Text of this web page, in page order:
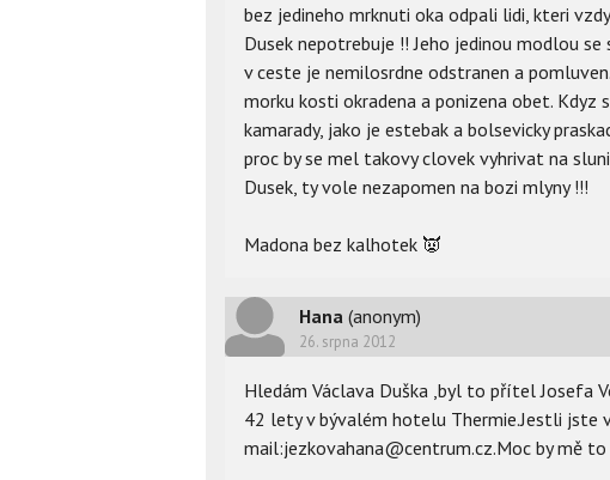
bez jedineho mrknuti oka odpali lidi, kteri
Dusek nepotrebuje !! Jeho jedinou modlou
v ceste je nemilosrdne odstranen a
morku kosti okradena a ponizena obet. Kdyz
kamarady, jako je estebak a bolsevicky
proc by se mel takovy clovek vyhrivat na
Dusek, ty vole nezapomen na bozi mlyny !!!
Madona bez kalhotek 👿
Hana (anonym)
26. srpna 2012
Hledám Václava Duška ,byl to přítel Josefa
42 lety v bývalém hotelu Thermie.Jestli jste
mail:jezkovahana@centrum.cz.Moc by mě